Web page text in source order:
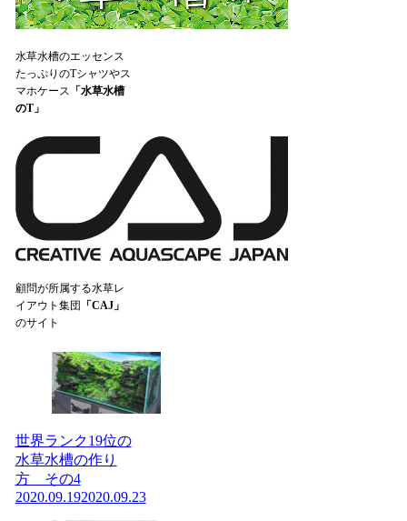
水草水槽のエッセンス
たっぷりのTシャツやス
マホケース 「水草水槽
のT」
顧問が所属する水草レ
イアウト集団
「CAJ」
のサイト
世界ランク19位の
水草水槽の作り
方 その4
2020.09.192020.09.23